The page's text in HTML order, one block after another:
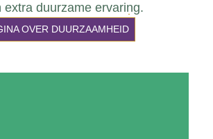
extra duurzame ervaring.
OVER DUURZAAMHEID